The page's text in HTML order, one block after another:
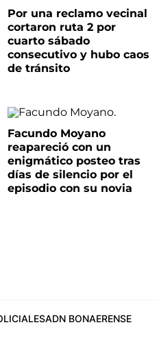
Por una reclamo vecinal
cortaron ruta 2 por
cuarto sábado
consecutivo y hubo caos
de tránsito
Facundo Moyano
reapareció con un
enigmático posteo tras
días de silencio por el
episodio con su novia
ADN BONAERENSE